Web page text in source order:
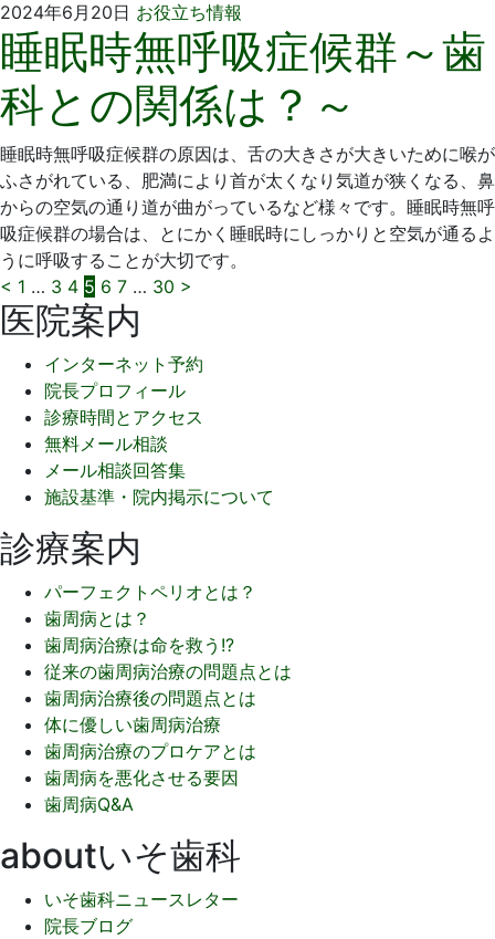
2024年6月20日 お役立ち情報
年
5
月
29
日
そ
歯
科
医
院
睡眠時無呼吸症候群～歯
科との関係は？～
睡眠時無呼吸症候群の原因は、舌の大きさが大きいために喉が
ふさがれている、肥満により首が太くなり気道が狭くなる、鼻
からの空気の通り道が曲がっているなど様々です。睡眠時無呼
吸症候群の場合は、とにかく睡眠時にしっかりと空気が通るよ
うに呼吸することが大切です。
投
稿
の
ペ
ー
ジ
送
り
< 1 … 3 4 5 6 7 … 30 >
医院案内
インターネット予約
院長プロフィール
診療時間とアクセス
無料メール相談
メール相談回答集
施設基準・院内掲示について
診療案内
パーフェクトペリオとは？
歯周病とは？
歯周病治療は命を救う!?
従来の歯周病治療の問題点とは
歯周病治療後の問題点とは
体に優しい歯周病治療
歯周病治療のプロケアとは
歯周病を悪化させる要因
歯周病Q&A
aboutいそ歯科
いそ歯科ニュースレター
院長ブログ